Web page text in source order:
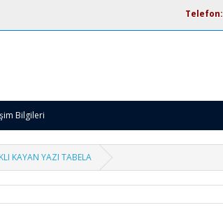
Telefon:
Bilgileri
KAYAN YAZI TABELA